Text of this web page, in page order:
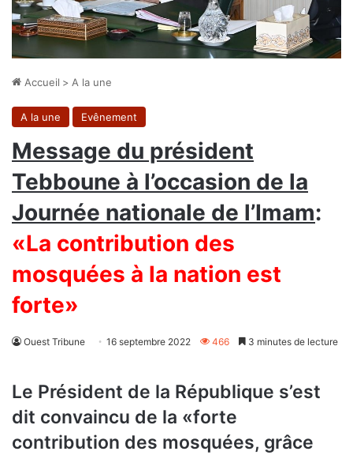
Accueil > A la une
A la une Evênement
Message du président
Tebboune à l’occasion de la
Journée nationale de l’Imam:
«La contribution des
mosquées à la nation est
forte»
Ouest Tribune 16 septembre 2022 466 3 minutes de lecture
Le Président de la République s’est
dit convaincu de la «forte
contribution des mosquées, grâce